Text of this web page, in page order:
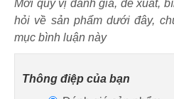
Mời quý vị đánh giá, đề xuất,
hỏi về sản phẩm dưới đây,
mục bình luận này
Thông điệp của bạn